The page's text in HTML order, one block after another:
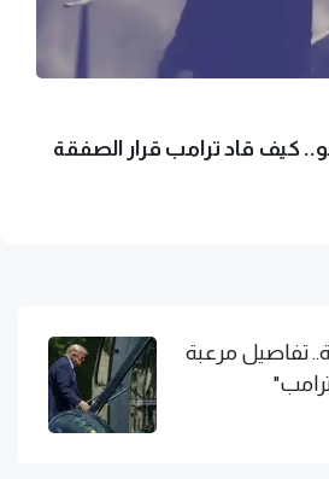
كيف قاد ترامب قرار الصفقة
تفاصيل مرعبة